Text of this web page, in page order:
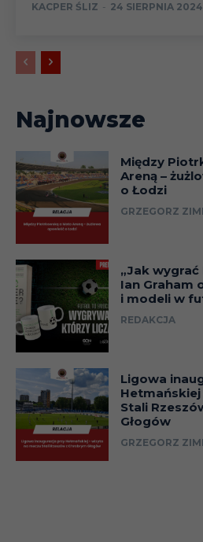
KACPER ŚLIZ - 24 SIERPNIA 2024
Najnowsze
Między
Areną –
o Łodzi
GRZEGORZ
„Jak wygrać
Ian Graham
i modeli w
REDAKCJA
Ligowa
Hetmańskiej
Stali
Głogów
GRZEGORZ